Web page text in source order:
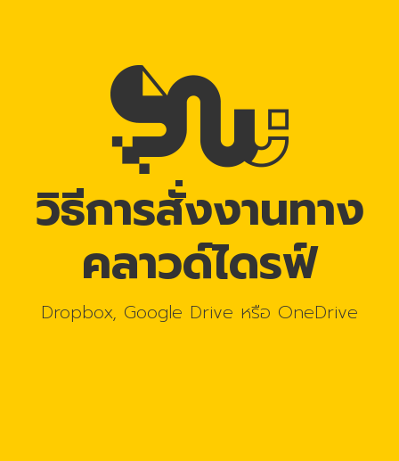
วิธีการสั่งงานทาง
คลาวด์ไดรฟ์
Dropbox, Google Drive หรือ OneDrive